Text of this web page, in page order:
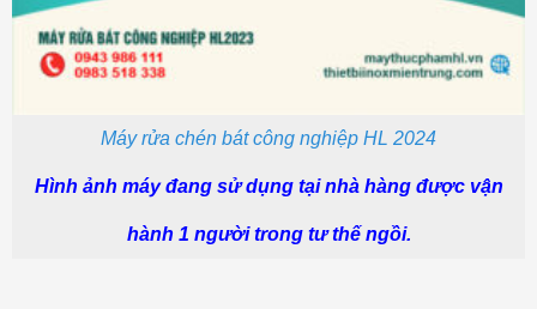
Máy rửa chén bát công nghiệp HL 2024
Hình ảnh máy đang sử dụng tại nhà hàng được vận
hành 1 người trong tư thế ngồi.